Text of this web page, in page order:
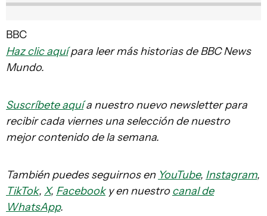
BBC
Haz clic aquípara leer más historias de BBC News
Mundo.
Suscríbete aquía nuestro nuevo newsletter para
recibir cada viernes una selección de nuestro
mejor contenido de la semana.
También puedes seguirnos en YouTube, Instagram,
TikTok, X, Facebooky en nuestro canal de
WhatsApp.